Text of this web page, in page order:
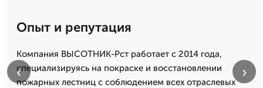
Опыт и репутация
Компания ВЫСОТНИК-Рст работает с 2014 года,
специализируясь на покраске и восстановлении
пожарных лестниц с соблюдением всех отраслевых
‹ ›